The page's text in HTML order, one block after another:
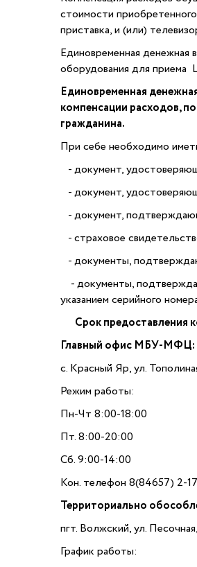
стоимости
приставка, и (или)
Единовременная денежная
оборудования для приема
Единовременная
компенсации расходов,
гражданина.
При себе необходимо
- документ,
- документ,
- документ,
- страховое
- документы,
- документы,
указанием серийного
Срок предоставления
Главный офис МБУ-МФЦ:
с. Красный Яр, ул.
Режим работы:
Пн-Чт 8:00-18:00
Пт. 8:00-20:00
Сб. 9:00-14:00
Кон. телефон 8(84657) 2-
Территориально
пгт. Волжский, ул.
График работы: